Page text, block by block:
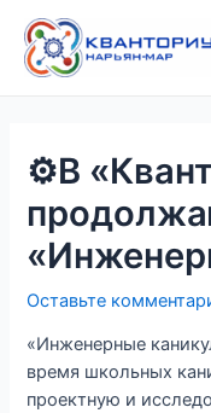
содержимому
⚙️В
Оставьте
«Инженерные
время школьных
проектную и
по
записям